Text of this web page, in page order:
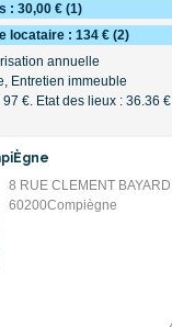
: 30,00 € (1)
locataire : 134 € (2)
annuelle
Entretien immeuble
€. Etat des lieux : 36.36 €
8 RUE CLEMENT BAYARD
60200Compiègne